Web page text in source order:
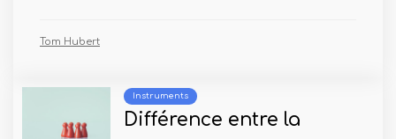
Tom Hubert
Instruments
Différence entre la